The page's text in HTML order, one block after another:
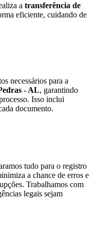
a transferência de
eficiente, cuidando de
necessários para a
- AL, garantindo
Isso inclui
documento.
tudo para o registro
a chance de erros e
Trabalhamos com
legais sejam